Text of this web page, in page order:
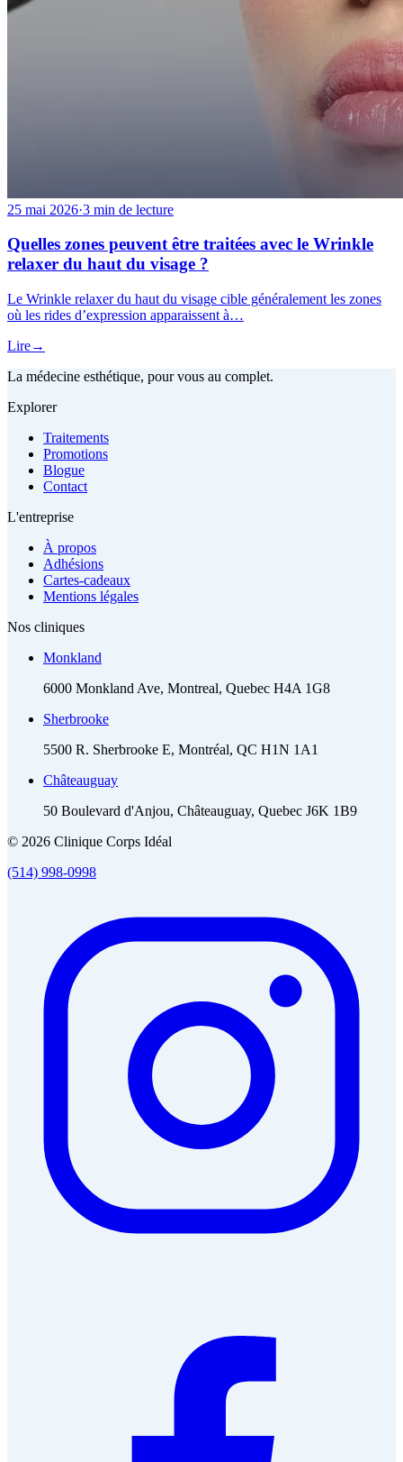
25 mai 2026·3 min de lecture
Quelles zones peuvent être traitées avec le Wrinkle
relaxer du haut du visage ?
Le Wrinkle relaxer du haut du visage cible généralement les zones
où les rides d’expression apparaissent à…
Lire→
La médecine esthétique, pour vous au complet.
Explorer
Traitements
Promotions
Blogue
Contact
L'entreprise
À propos
Adhésions
Cartes-cadeaux
Mentions légales
Nos cliniques
Monkland
6000 Monkland Ave, Montreal, Quebec H4A 1G8
Sherbrooke
5500 R. Sherbrooke E, Montréal, QC H1N 1A1
Châteauguay
50 Boulevard d'Anjou, Châteauguay, Quebec J6K 1B9
© 2026 Clinique Corps Idéal
(514) 998-0998